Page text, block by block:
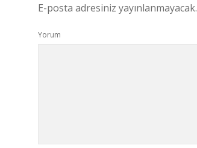
E-posta adresiniz yayınlanmayacak.
Yorum